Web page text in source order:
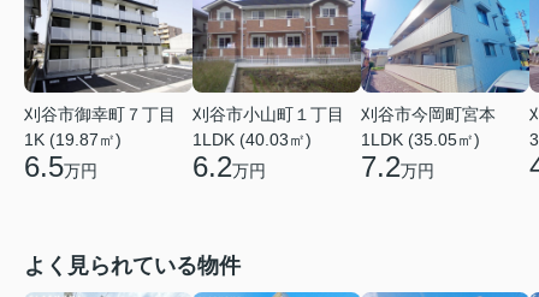
刈谷市御幸町７丁目
1K (19.87㎡)
6.5万円
刈谷市小山町１丁目
1LDK (40.03㎡)
6.2万円
刈谷市今岡町宮本
1LDK (35.05㎡)
7.2万円
よく見られている物件